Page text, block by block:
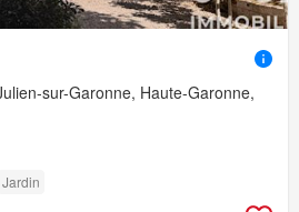
sur-Garonne, Haute-Garonne,
Jardin